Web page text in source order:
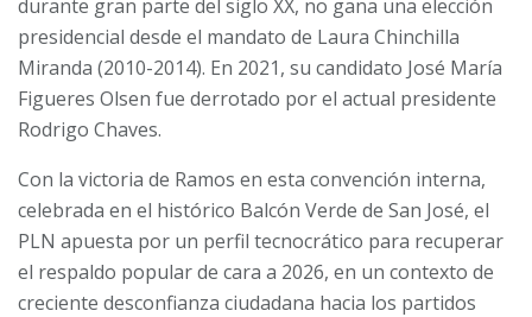
durante gran parte del siglo XX, no gana una elección
presidencial desde el mandato de Laura Chinchilla
Miranda (2010-2014). En 2021, su candidato José María
Figueres Olsen fue derrotado por el actual presidente
Rodrigo Chaves.
Con la victoria de Ramos en esta convención interna,
celebrada en el histórico Balcón Verde de San José, el
PLN apuesta por un perfil tecnocrático para recuperar
el respaldo popular de cara a 2026, en un contexto de
creciente desconfianza ciudadana hacia los partidos